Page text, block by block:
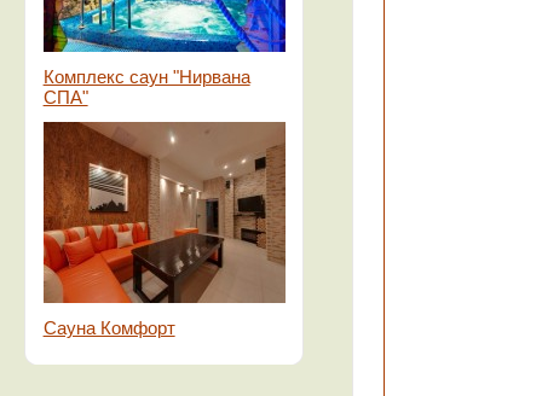
Комплекс саун "Нирвана
СПА"
Сауна Комфорт